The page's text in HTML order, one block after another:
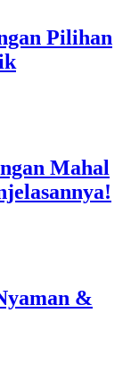
Pilihan
Mahal
&